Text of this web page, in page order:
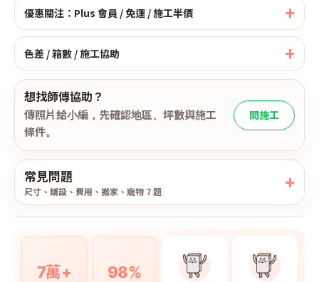
優惠關注：Plus 會員 / 免運 / 施工半價
色差 / 箱數 / 施工協助
想找師傅協助？
傳照片給小編，先確認地區、坪數與施工
條件。
問施工
常見問題
尺寸、鋪設、費用、搬家、寵物 7 題
7萬+ 98%